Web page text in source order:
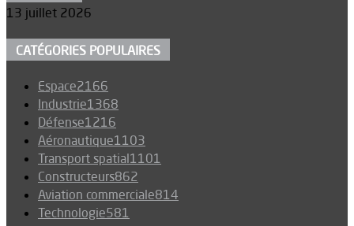
13 juillet 2026
CATÉGORIES POPULAIRES
Espace2166
Industrie1368
Défense1216
Aéronautique1103
Transport spatial1101
Constructeurs862
Aviation commerciale814
Technologie581